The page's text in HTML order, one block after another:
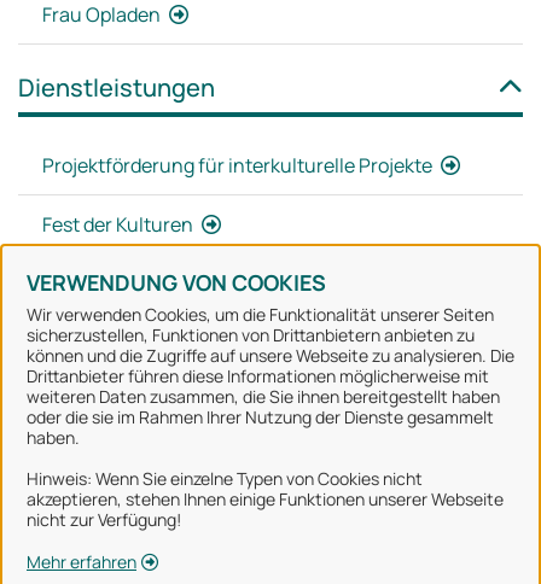
VERWENDUNG VON COOKIES
Wir verwenden Cookies, um die Funktionalität unserer Seiten
sicherzustellen, Funktionen von Drittanbietern anbieten zu
können und die Zugriffe auf unsere Webseite zu analysieren. Die
Drittanbieter führen diese Informationen möglicherweise mit
weiteren Daten zusammen, die Sie ihnen bereitgestellt haben
oder die sie im Rahmen Ihrer Nutzung der Dienste gesammelt
haben.
Hinweis: Wenn Sie einzelne Typen von Cookies nicht
akzeptieren, stehen Ihnen einige Funktionen unserer Webseite
nicht zur Verfügung!
Mehr erfahren
Frau Opladen
Dienstleistungen
Projektförderung für interkulturelle Projekte
Fest der Kulturen
Stadt Osnabrück
Alle Rechte vorbehalten
Über uns
Impressum